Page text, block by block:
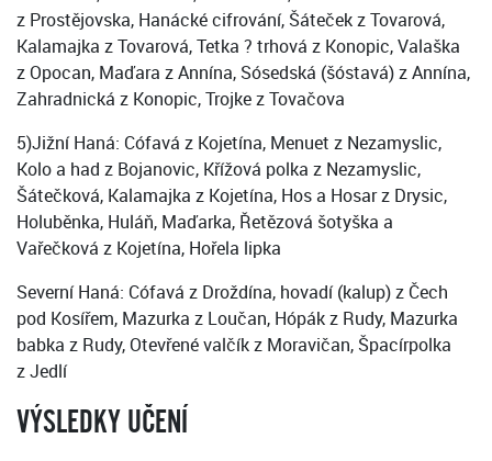
z Prostějovska, Hanácké cifrování, Šáteček z Tovarová,
Kalamajka z Tovarová, Tetka ? trhová z Konopic, Valaška
z Opocan, Maďara z Annína, Sósedská (šóstavá) z Annína,
Zahradnická z Konopic, Trojke z Tovačova
5)Jižní Haná: Cófavá z Kojetína, Menuet z Nezamyslic,
Kolo a had z Bojanovic, Křížová polka z Nezamyslic,
Šátečková, Kalamajka z Kojetína, Hos a Hosar z Drysic,
Holuběnka, Huláň, Maďarka, Řetězová šotyška a
Vařečková z Kojetína, Hořela lipka
Severní Haná: Cófavá z Droždína, hovadí (kalup) z Čech
pod Kosířem, Mazurka z Loučan, Hópák z Rudy, Mazurka
babka z Rudy, Otevřené valčík z Moravičan, Špacírpolka
z Jedlí
VÝSLEDKY UČENÍ